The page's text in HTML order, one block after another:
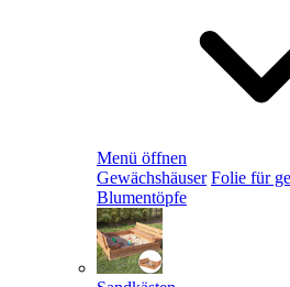
Menü öffnen
Gewächshäuser Folie für
Blumentöpfe